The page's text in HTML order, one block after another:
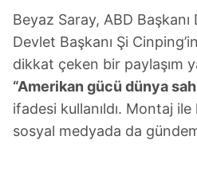
Beyaz Saray, ABD
Devlet Başkanı Şi
dikkat çeken bir paylaşım
“Amerikan gücü dünya
ifadesi kullanıldı. Montaj
sosyal medyada da